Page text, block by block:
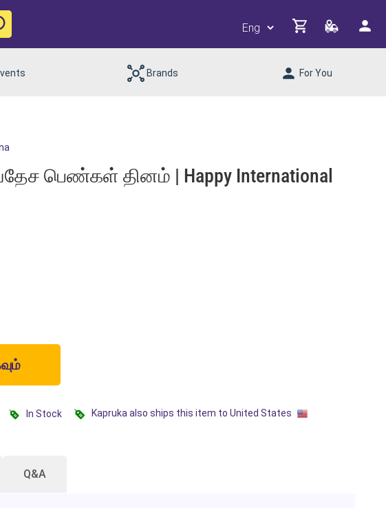
Brands For You
பெண்கள் தினம் | Happy International
In Stock Kapruka also ships this item to United States
Q&A